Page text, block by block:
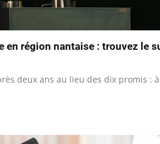
en région nantaise : trouvez le
deux ans au lieu des dix promis :